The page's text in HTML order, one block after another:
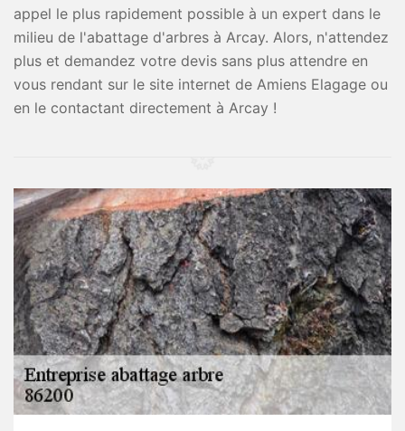
appel le plus rapidement possible à un expert dans le
milieu de l'abattage d'arbres à Arcay. Alors, n'attendez
plus et demandez votre devis sans plus attendre en
vous rendant sur le site internet de Amiens Elagage ou
en le contactant directement à Arcay !